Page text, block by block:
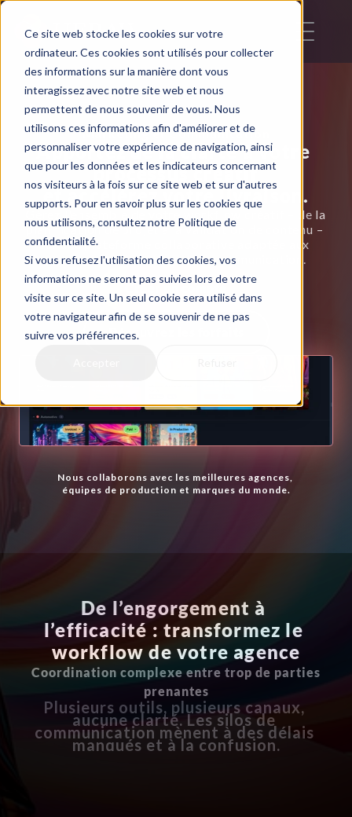
Ce site web stocke les cookies sur votre
ordinateur. Ces cookies sont utilisés pour collecter
des informations sur la manière dont vous
interagissez avec notre site web et nous
permettent de nous souvenir de vous. Nous
utilisons ces informations afin d'améliorer et de
personnaliser votre expérience de navigation, ainsi
que pour les données et les indicateurs concernant
nos visiteurs à la fois sur ce site web et sur d'autres
supports. Pour en savoir plus sur les cookies que
nous utilisons, consultez notre Politique de
confidentialité.
Si vous refusez l'utilisation des cookies, vos
informations ne seront pas suivies lors de votre
visite sur ce site. Un seul cookie sera utilisé dans
votre navigateur afin de se souvenir de ne pas
suivre vos préférences.
Marketing et Communication
Apportez de la clarté à votre
processus créatif
et accélérez votre livraison.
Gérez l'ensemble de votre workflow créatif – de la
planification de projet à la validation de contenu –
sur une plateforme collaborative adaptée aux
agences de marketing et de communication.
Créer un compte
Découvrez les forfaits
Nous collaborons avec les meilleures agences,
équipes de production et marques du monde.
De l’engorgement à
l’efficacité : transformez le
workflow de votre agence
Coordination complexe entre trop de parties
prenantes
Plusieurs outils, plusieurs canaux,
aucune clarté. Les silos de
communication mènent à des délais
manqués et à la confusion.